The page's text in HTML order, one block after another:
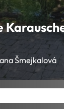
Šmejkalová